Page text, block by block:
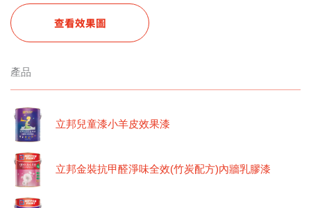
查看效果圖
產品
立邦兒童漆小羊皮效果漆
立邦金裝抗甲醛淨味全效(竹炭配方)內牆乳膠漆